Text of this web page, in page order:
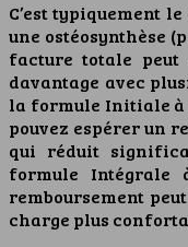
C’est typiquement
une ostéosynthèse
facture totale peut
davantage avec
la formule Initiale à
pouvez espérer un
qui réduit
formule
remboursement
charge plus